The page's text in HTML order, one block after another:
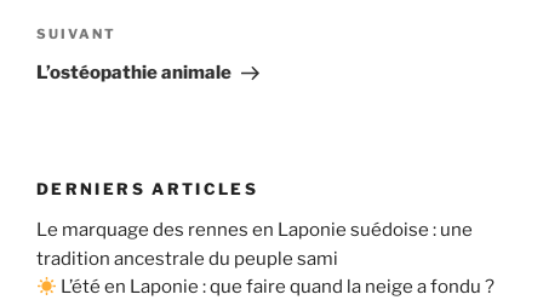
Article
suivant
SUIVANT
L’ostéopathie animale
DERNIERS ARTICLES
Le marquage des rennes en Laponie suédoise : une
tradition ancestrale du peuple sami
L’été en Laponie : que faire quand la neige a fondu ?